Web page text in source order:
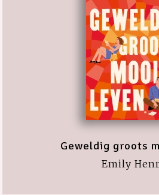
Geweldig groots
Emily